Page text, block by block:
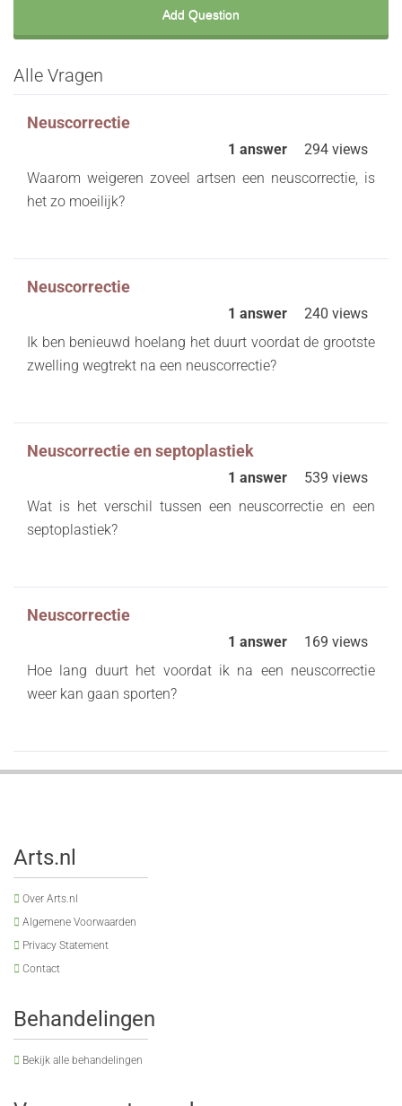
Alle Vragen
Neuscorrectie
1 answer
294 views
Waarom weigeren zoveel artsen een neuscorrectie, is
het zo moeilijk?
Neuscorrectie
1 answer
240 views
Ik ben benieuwd hoelang het duurt voordat de grootste
zwelling wegtrekt na een neuscorrectie?
Neuscorrectie en septoplastiek
1 answer
539 views
Wat is het verschil tussen een neuscorrectie en een
septoplastiek?
Neuscorrectie
1 answer
169 views
Hoe lang duurt het voordat ik na een neuscorrectie
weer kan gaan sporten?
Arts.nl
Over Arts.nl
Algemene Voorwaarden
Privacy Statement
Contact
Behandelingen
Bekijk alle behandelingen